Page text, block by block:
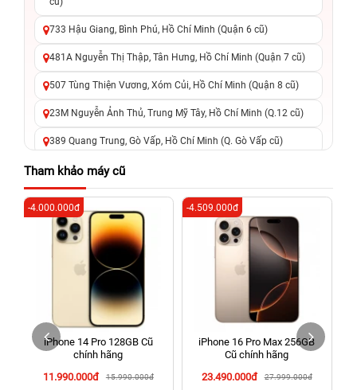
733 Hậu Giang, Bình Phú, Hồ Chí Minh (Quận 6 cũ)
481A Nguyễn Thị Thập, Tân Hưng, Hồ Chí Minh (Quận 7 cũ)
507 Tùng Thiện Vương, Xóm Củi, Hồ Chí Minh (Quận 8 cũ)
23M Nguyễn Ảnh Thủ, Trung Mỹ Tây, Hồ Chí Minh (Q.12 cũ)
389 Quang Trung, Gò Vấp, Hồ Chí Minh (Q. Gò Vấp cũ)
625 - 625A Âu Cơ, Tân Phú, Hồ Chí Minh (Quận Tân Phú cũ)
326 Lê Văn Việt, Tăng Nhơn Phú, Hồ Chí Minh (Q.9 TP. Thủ
Đức cũ)
256 Võ Văn Ngân, Thủ Đức, Hồ Chí Minh (Bình Thọ, TP. Thủ
70 Nguyễn An Ninh, Dĩ An, Hồ Chí Minh (Bình Dương Cũ)
24h Vũng Tàu: 162A Ba Cu, Vũng Tàu, Hồ Chí Minh (TP. Vũng
Tàu cũ)
198 Hoàng Văn Thụ, Tân Sơn Nhất, Hồ Chí Minh (Tân Bình
Tham khảo máy cũ
iPhone 14 Pro 128GB Cũ
chính hãng
11.990.000đ
15.990.000đ
-4.000.000đ
iPhone 16 Pro Max 256GB
Cũ chính hãng
23.490.000đ
27.999.000đ
-4.509.000đ